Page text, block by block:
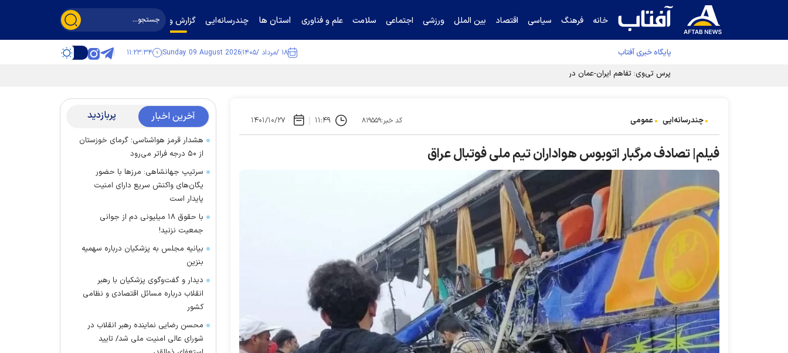
خانه فرهنگ سیاسی اقتصاد بین الملل ورزشی اجتماعی سلامت علم و فناوری استان ها چندرسانه‌ایی گزارش و گفت‌وگو
پایگاه خبری آفتاب ۱۸ /مرداد /۱۴۰۵ Sunday 09 August 2026 ۱۱:۲۳:۳۵
پرس تی‌وی: تفاهم ایران-عمان در دسترس است
چندرسانه‌ایی عمومی کد خبر:۸۱۹۵۵۹ ۱۱:۴۹ ۱۴۰۱/۱۰/۲۷
فیلم| تصادف مرگبار اتوبوس هواداران تیم ملی فوتبال عراق
آخرین اخبار پربازدید
هشدار قرمز هواشناسی؛ گرمای خوزستان
از ۵۰ درجه فراتر می‌رود
سرتیپ جهانشاهی: مرز‌ها با حضور
یگان‌های واکنش سریع دارای امنیت
پایدار است
با حقوق ۱۸ میلیونی دم از جوانی
جمعیت نزنید!
بیانیه مجلس به پزشکیان درباره سهمیه
بنزین
دیدار و گفت‌وگوی پزشکیان با رهبر
انقلاب درباره مسائل اقتصادی و نظامی
کشور
محسن رضایی نماینده رهبر انقلاب در
شورای عالی امنیت ملی شد/ تایید